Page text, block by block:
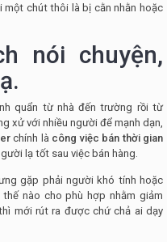
một chút thôi là bị cằn nhằn hoặc
nói chuyện,
quẩn từ nhà đến trường rồi từ
xử với nhiều người để mạnh dạn,
chính là công việc bán thời gian
lạ tốt sau việc bán hàng.
gặp phải người khó tính hoặc
nào cho phù hợp nhằm giảm
mới rút ra được chứ chả ai dạy